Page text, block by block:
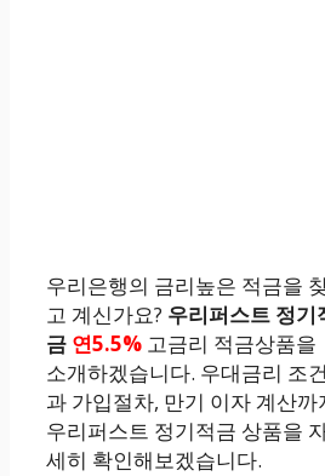
우리은행의 금리높은 적금을
고 계신가요? 우리퍼스트 정기
금 연5.5% 고금리 적금상품을
소개하겠습니다. 우대금리 조건
과 가입절차, 만기 이자 계산까
우리퍼스트 정기적금 상품을
세히 확인해보겠습니다.